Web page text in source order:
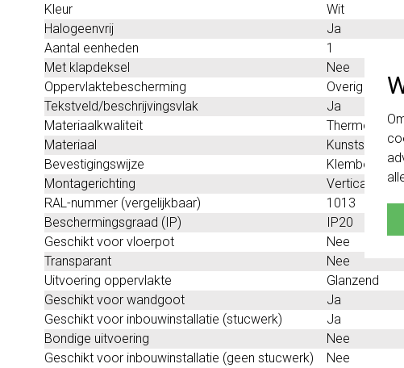
Kleur
Wit
Halogeenvrij
Ja
Aantal eenheden
1
Met klapdeksel
Nee
Oppervlaktebescherming
Overig
Tekstveld/beschrijvingsvlak
Ja
Materiaalkwaliteit
Thermoplast
Materiaal
Kunststof
Bevestigingswijze
Montagerichting
Verticaal
RAL-nummer (vergelijkbaar)
1013
Beschermingsgraad (IP)
IP20
Geschikt voor vloerpot
Nee
Transparant
Nee
Uitvoering oppervlakte
Glanzend
Geschikt voor wandgoot
Ja
Geschikt voor inbouwinstallatie (stucwerk)
Ja
Bondige uitvoering
Nee
Geschikt voor inbouwinstallatie (geen stucwerk)
Nee